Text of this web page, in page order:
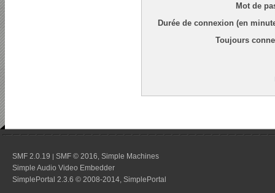
Mot de
Durée de connexion (en
Toujours
SMF 2.0.19 | SMF © 2016 Simple Machines
Simple Audio Video Embedder
SimplePortal 2.3.6 © 2008-2014, SimplePortal